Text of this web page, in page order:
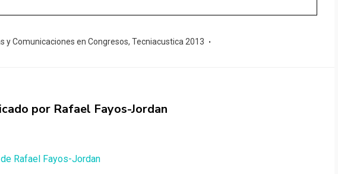
y Comunicaciones en Congresos, Tecniacustica 2013
por Rafael Fayos-Jordan
Rafael Fayos-Jordan